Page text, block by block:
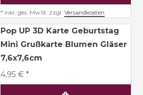
* inkl. ges. MwSt. zzgl. Versandkosten
Pop UP 3D Karte Geburtstag
Mini Grußkarte Blumen Gläser
7,6x7,6cm
4,95 € *